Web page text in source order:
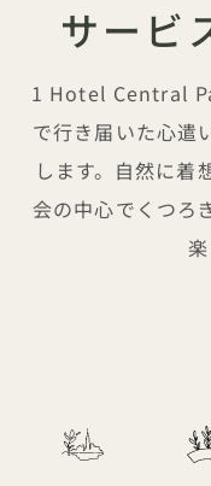
サービ
1 Hotel Central
で行き届いた心遣
します。自然に着
会の中心でくつろ